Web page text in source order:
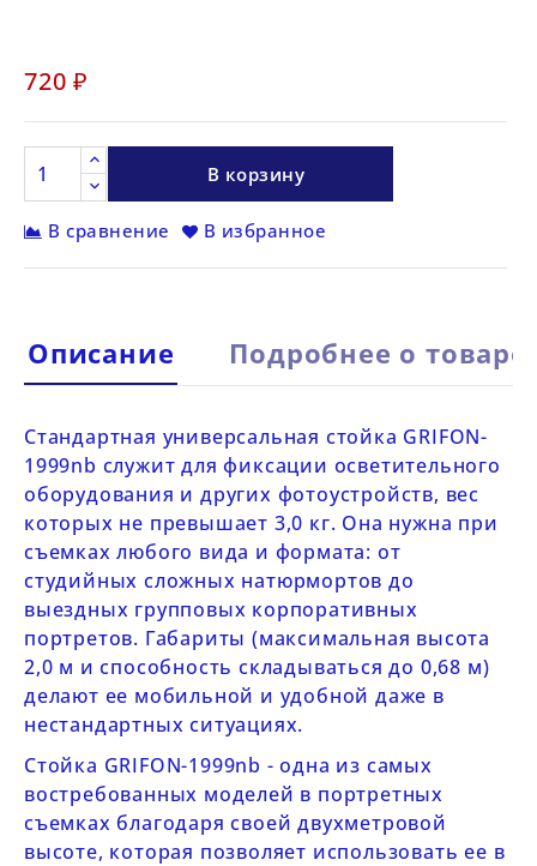
720 ₽
В корзину
В сравнение В избранное
Описание Подробнее о товаре
Стандартная универсальная стойка GRIFON-
1999nb служит для фиксации осветительного
оборудования и других фотоустройств, вес
которых не превышает 3,0 кг. Она нужна при
съемках любого вида и формата: от
студийных сложных натюрмортов до
выездных групповых корпоративных
портретов. Габариты (максимальная высота
2,0 м и способность складываться до 0,68 м)
делают ее мобильной и удобной даже в
нестандартных ситуациях.
Стойка GRIFON-1999nb - одна из самых
востребованных моделей в портретных
съемках благодаря своей двухметровой
высоте, которая позволяет использовать ее в